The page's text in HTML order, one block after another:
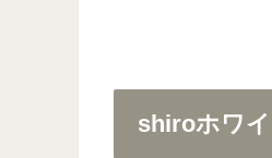
shiroホワ